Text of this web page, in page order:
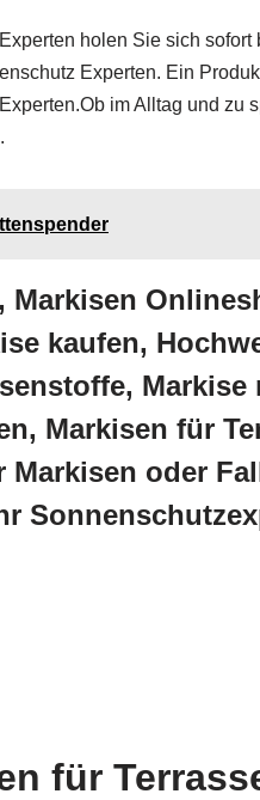
holen Sie sich
Experten. Ein
im Alltag und
kaufen,
Markisen für
oder
für